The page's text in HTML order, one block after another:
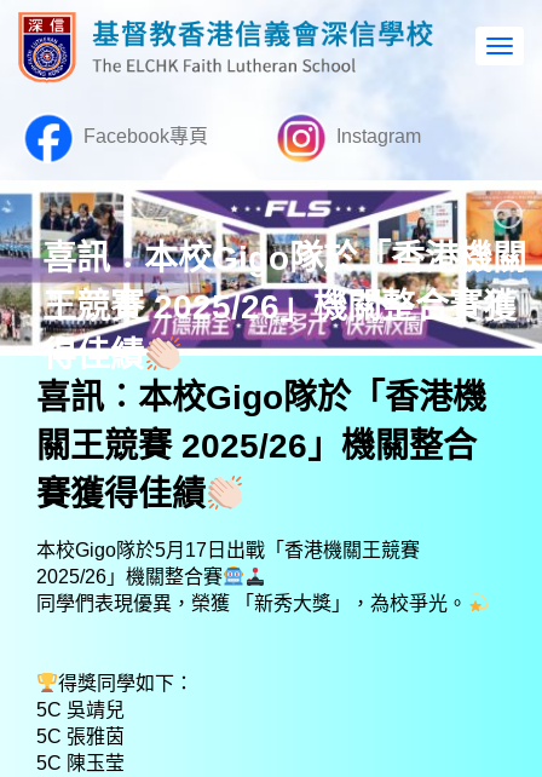
Facebook專頁 Instagram
喜訊︰本校Gigo隊於「香港機關
王競賽 2025/26」機關整合賽獲
得佳績
喜訊︰本校Gigo隊於「香港機
關王競賽 2025/26」機關整合
賽獲得佳績
本校Gigo隊於5月17日出戰「香港機關王競賽
2025/26」機關整合賽
同學們表現優異，榮獲 「新秀大獎」，為校爭光。
得獎同學如下：
5C 吳靖兒
5C 張雅茵
5C 陳玉莹